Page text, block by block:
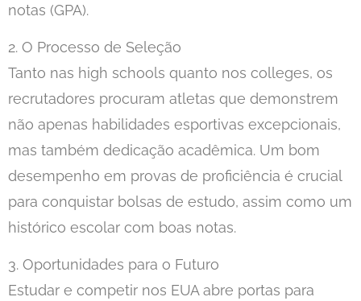
notas (GPA).
2. O Processo de Seleção
Tanto nas high schools quanto nos colleges, os
recrutadores procuram atletas que demonstrem
não apenas habilidades esportivas excepcionais,
mas também dedicação acadêmica. Um bom
desempenho em provas de proficiência é crucial
para conquistar bolsas de estudo, assim como um
histórico escolar com boas notas.
3. Oportunidades para o Futuro
Estudar e competir nos EUA abre portas para